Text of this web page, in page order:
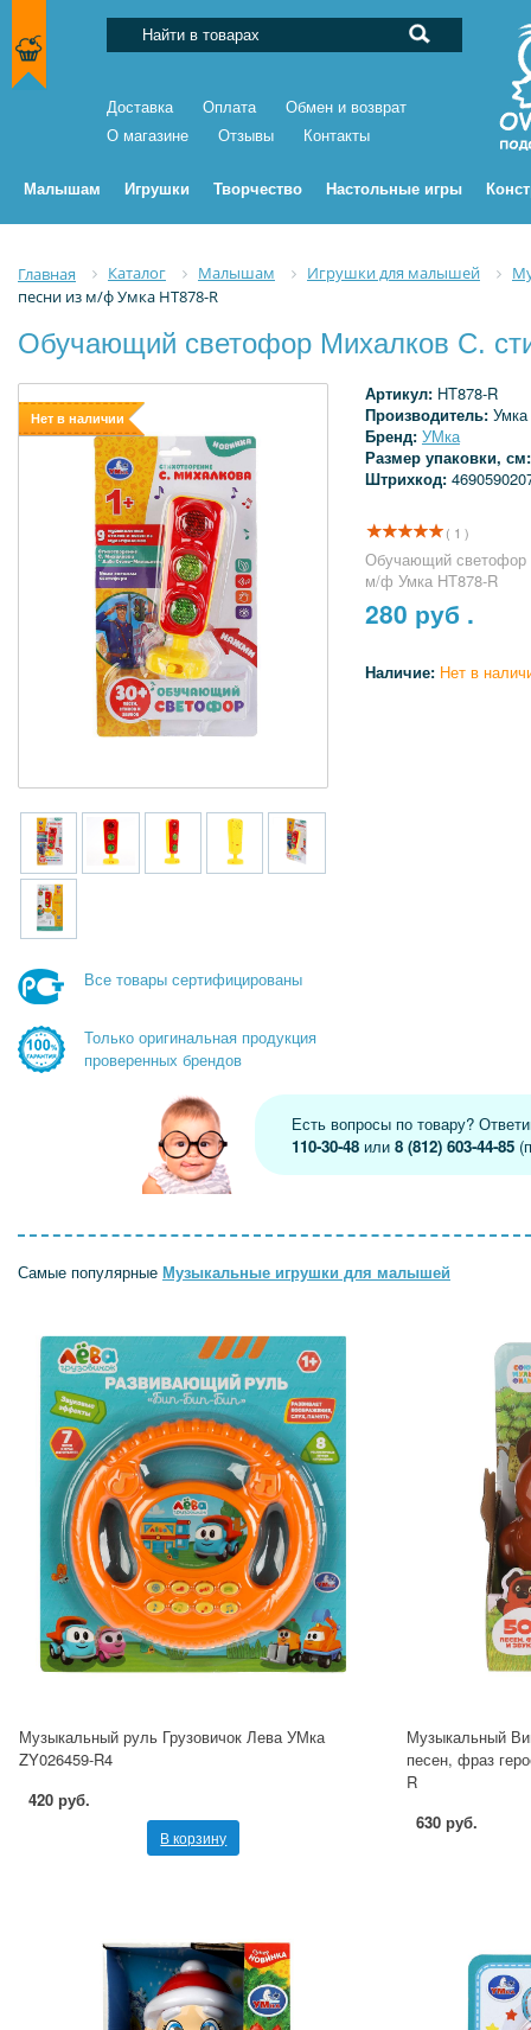
Доставка Оплата
Обмен и возврат
О магазине
Отзывы Контакты
Малышам Игрушки Творчество Настольные игры
Главная Каталог Малышам Игрушки для малышей
песни из м/ф Умка HT878-R
Обучающий светофор Михалков С.
Нет в наличии
Все товары сертифицированы
Только оригинальная продукция
проверенных брендов
Артикул: HT878-R
Производитель: Умка
Бренд: УМка
Размер упаковки,
Штрихкод:
( 1 )
Обучающий светофор
м/ф Умка HT878-R
280 руб .
Наличие: Нет в
Есть вопросы по товару?
110-30-48 или8 (812) 603-44-85
Самые популярные Музыкальные игрушки для малышей
Музыкальный руль Грузовичок Лева УМка
ZY026459-R4
420 руб.
В корзину
Музыкальный
песен, фраз
R
630 руб.